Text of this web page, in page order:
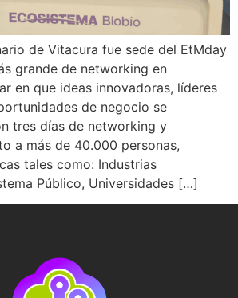
de Vitacura fue sede del EtMday
grande de networking en
en que ideas innovadoras, líderes
de negocio se
tres días de networking y
a más de 40.000 personas,
tales como: Industrias
Público, Universidades […]